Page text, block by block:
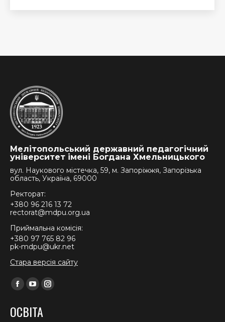
Мелітопольський державний педагогічний
університет імені Богдана Хмельницького
вул. Наукового містечка, 59, м. Запоріжжя, Запорізька
область, Україна, 69000
Ректорат:
+380 96 216 13 72
rectorat@mdpu.org.ua
Приймальна комісія:
+380 97 765 82 96
pk-mdpu@ukr.net
Стара версія сайту
Find us on:
Facebook
opens
YouTube
opens
Instagram
ОСВІТА